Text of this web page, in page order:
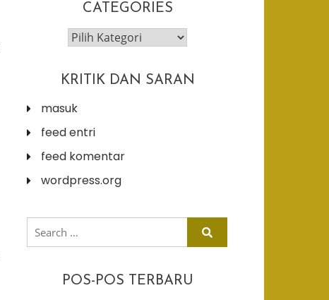
CATEGORIES
categories
KRITIK DAN SARAN
masuk
feed entri
feed komentar
wordpress.org
search
for:
POS-POS TERBARU